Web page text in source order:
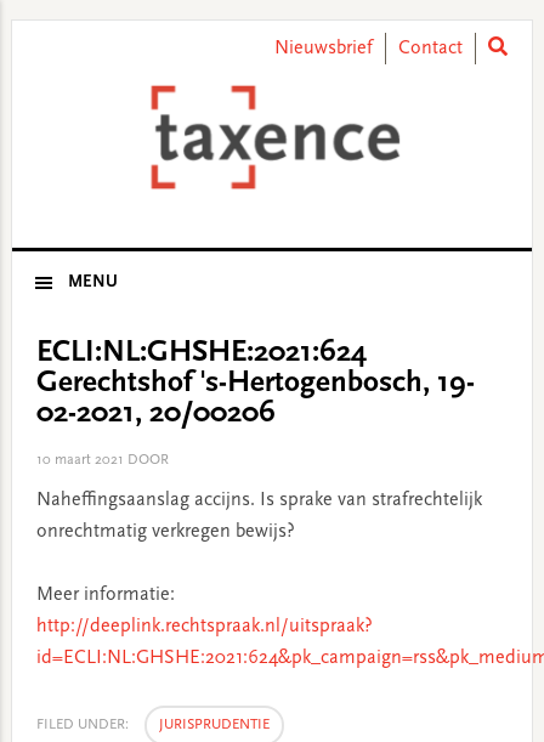
Nieuwsbrief Contact
MENU
ECLI:NL:GHSHE:2021:624
Gerechtshof 's-Hertogenbosch, 19-
02-2021, 20/00206
10 maart 2021 DOOR
Naheffingsaanslag accijns. Is sprake van strafrechtelijk
onrechtmatig verkregen bewijs?
Meer informatie:
http://deeplink.rechtspraak.nl/uitspraak?
FILED UNDER: JURISPRUDENTIE